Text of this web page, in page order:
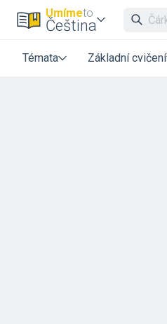
Umímeto
Čeština
Témata Základní cvičení